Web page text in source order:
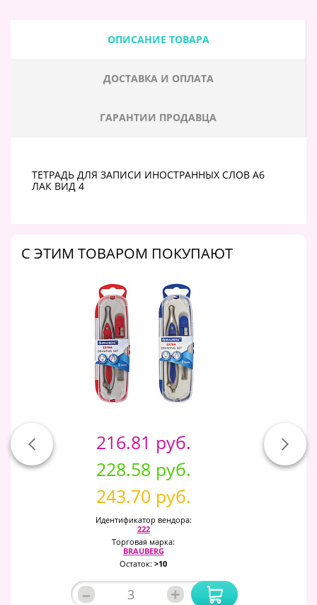
ОПИСАНИЕ ТОВАРА
ДОСТАВКА И ОПЛАТА
ГАРАНТИИ ПРОДАВЦА
ТЕТРАДЬ ДЛЯ ЗАПИСИ ИНОСТРАННЫХ СЛОВ А6
ЛАК ВИД 4
C ЭТИМ ТОВАРОМ ПОКУПАЮТ
216.81 руб.
228.58 руб.
243.70 руб.
Идентификатор вендора:
222
Торговая марка:
BRAUBERG
Остаток: >10
– +